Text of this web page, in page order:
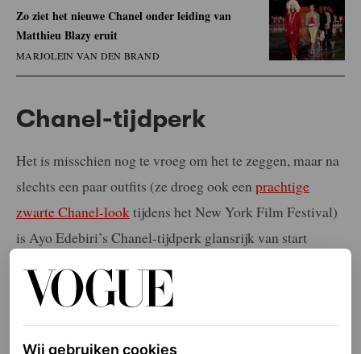
Zo ziet het nieuwe Chanel onder leiding van
Matthieu Blazy eruit
MARJOLEIN VAN DEN BRAND
Chanel-tijdperk
Het is misschien nog te vroeg om het te zeggen, maar na
slechts een paar outfits (ze droeg ook een prachtige
zwarte Chanel-look tijdens het New York Film Festival)
is Ayo Edebiri’s Chanel-tijdperk glansrijk van start
catwalklook ze de volgende keer zal dragen. Een vintage
lente/zomer 2026-collectie? De mogelijkheden zijn
Wij gebruiken cookies